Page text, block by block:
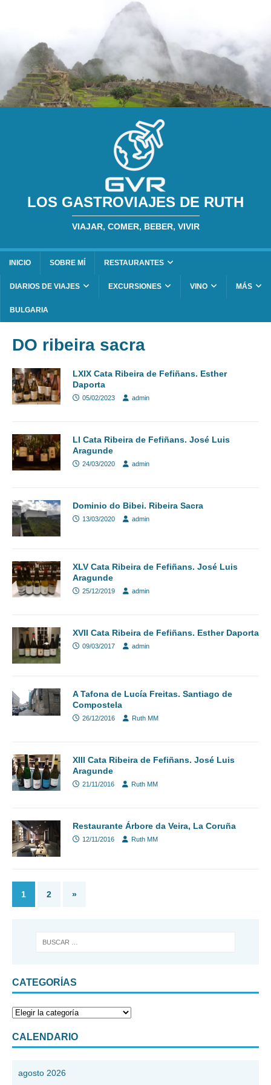
LOS GASTROVIAJES DE RUTH
VIAJAR, COMER, BEBER, VIVIR
INICIO SOBRE MÍ RESTAURANTES
DIARIOS DE VIAJES EXCURSIONES VINO MÁS
BULGARIA
DO ribeira sacra
LXIX Cata Ribeira de Fefiñans. Esther
Daporta
05/02/2023 admin
LI Cata Ribeira de Fefiñans. José Luis
Aragunde
24/03/2020 admin
Dominio do Bibei. Ribeira Sacra
13/03/2020 admin
XLV Cata Ribeira de Fefiñans. José Luis
Aragunde
25/12/2019 admin
XVII Cata Ribeira de Fefiñans. Esther Daporta
09/03/2017 admin
A Tafona de Lucía Freitas. Santiago de
Compostela
26/12/2016 Ruth MM
XIII Cata Ribeira de Fefiñans. José Luis
Aragunde
21/11/2016 Ruth MM
Restaurante Árbore da Veira, La Coruña
12/11/2016 Ruth MM
1 2 »
CATEGORÍAS
CALENDARIO
agosto 2026